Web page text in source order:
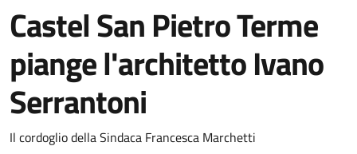
Castel San Pietro Terme
piange l'architetto Ivano
Serrantoni
Dettagli della notizia
Il cordoglio della Sindaca Francesca Marchetti